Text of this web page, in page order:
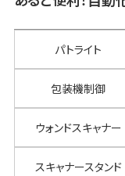
パトライト
包装機制御
ウォンドスキャナー
スキャナースタンド